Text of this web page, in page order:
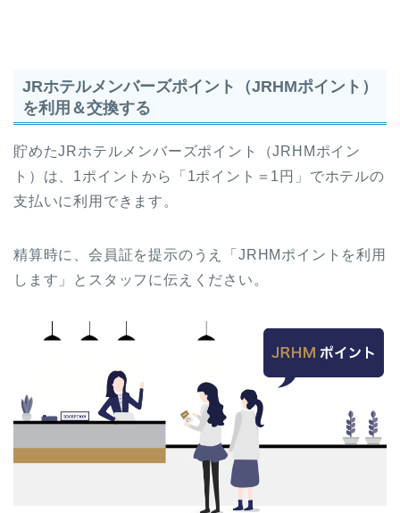
JRホテルメンバーズポイント（JRHMポイント）
を利用＆交換する
貯めたJRホテルメンバーズポイント（JRHMポイン
ト）は、1ポイントから「1ポイント＝1円」でホテルの
支払いに利用できます。
精算時に、会員証を提示のうえ「JRHMポイントを利用
します」とスタッフに伝えください。